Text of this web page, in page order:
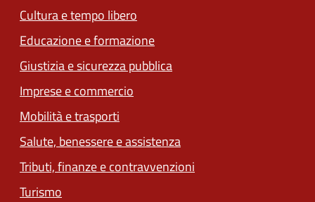
Cultura e tempo libero
Educazione e formazione
Giustizia e sicurezza pubblica
Imprese e commercio
Mobilità e trasporti
Salute, benessere e assistenza
Tributi, finanze e contravvenzioni
Turismo